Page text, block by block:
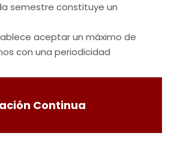
semestre constituye un
aceptar un máximo de
con una periodicidad
Continua